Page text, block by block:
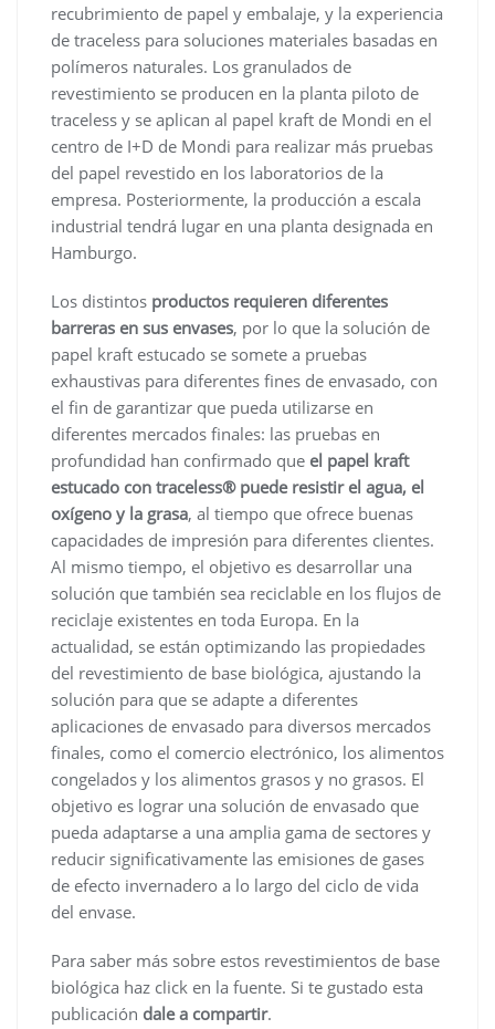
recubrimiento de papel y embalaje, y la experiencia
de traceless para soluciones materiales basadas en
polímeros naturales. Los granulados de
revestimiento se producen en la planta piloto de
traceless y se aplican al papel kraft de Mondi en el
centro de I+D de Mondi para realizar más pruebas
del papel revestido en los laboratorios de la
empresa. Posteriormente, la producción a escala
industrial tendrá lugar en una planta designada en
Hamburgo.
Los distintos productos requieren diferentes
barreras en sus envases, por lo que la solución de
papel kraft estucado se somete a pruebas
exhaustivas para diferentes fines de envasado, con
el fin de garantizar que pueda utilizarse en
diferentes mercados finales: las pruebas en
profundidad han confirmado que el papel kraft
estucado con traceless® puede resistir el agua, el
oxígeno y la grasa, al tiempo que ofrece buenas
capacidades de impresión para diferentes clientes.
Al mismo tiempo, el objetivo es desarrollar una
solución que también sea reciclable en los flujos de
reciclaje existentes en toda Europa. En la
actualidad, se están optimizando las propiedades
del revestimiento de base biológica, ajustando la
solución para que se adapte a diferentes
aplicaciones de envasado para diversos mercados
finales, como el comercio electrónico, los alimentos
congelados y los alimentos grasos y no grasos. El
objetivo es lograr una solución de envasado que
pueda adaptarse a una amplia gama de sectores y
reducir significativamente las emisiones de gases
de efecto invernadero a lo largo del ciclo de vida
del envase.
Para saber más sobre estos revestimientos de base
biológica haz click en la fuente. Si te gustado esta
publicación dale a compartir.